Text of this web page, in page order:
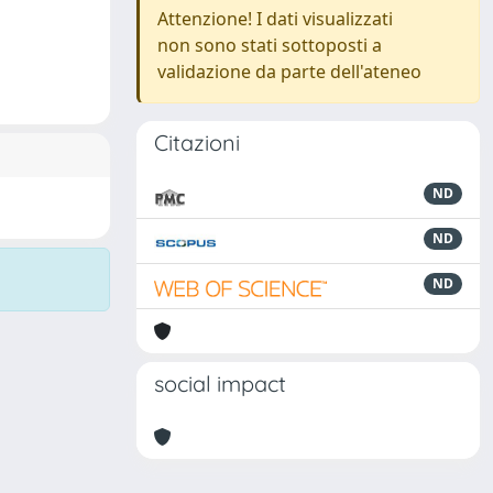
Attenzione! I dati visualizzati
non sono stati sottoposti a
validazione da parte dell'ateneo
Citazioni
ND
ND
ND
social impact